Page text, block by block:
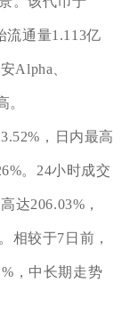
流通量1.113亿
Alpha、
。
，日内最高
。24小时成交
达206.03%，
相较于7日前，
，中长期走势